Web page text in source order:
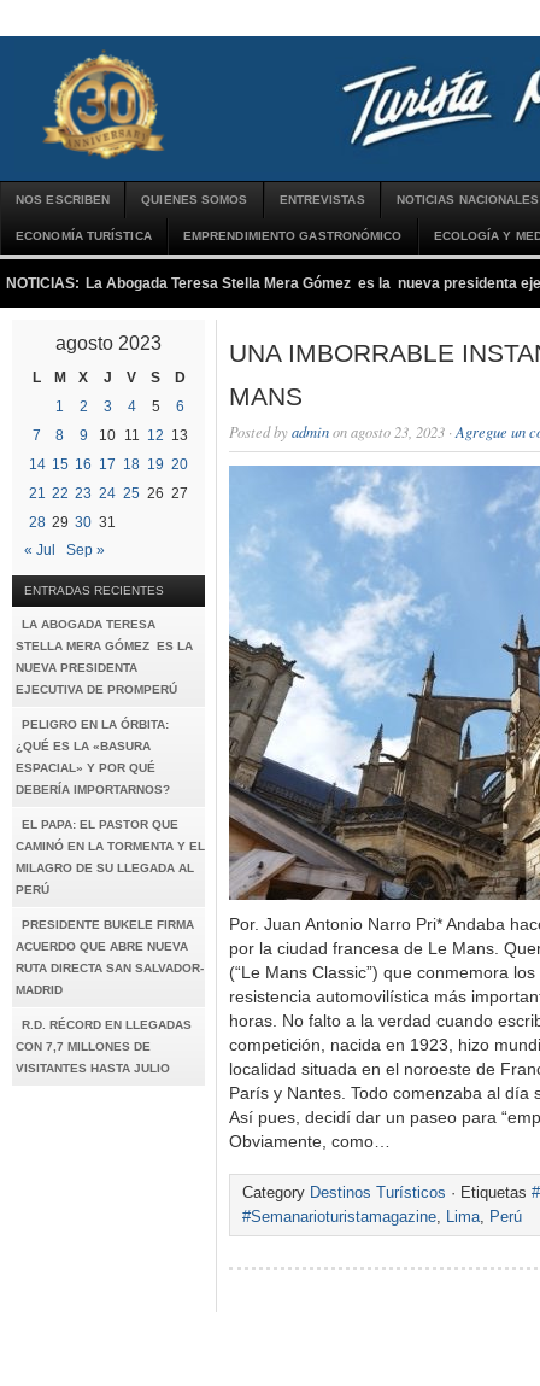
NOS ESCRIBEN QUIENES SOMOS ENTREVISTAS NOTICIAS NACIONALES
ECONOMÍA TURÍSTICA EMPRENDIMIENTO GASTRONÓMICO ECOLOGÍA Y
NOTICIAS: La Abogada Teresa Stella Mera Gómez es la nueva presidenta
agosto 2023
L M X J V S
D
1
2 3 4 5
6
7
8 9 10 11 12 13
14 15 16 17 18 19 20
21 22 23 24 25 26 27
28 29 30 31
« Jul
Sep »
ENTRADAS RECIENTES
LA ABOGADA TERESA
STELLA MERA GÓMEZ ES LA
NUEVA PRESIDENTA
EJECUTIVA DE PROMPERÚ
PELIGRO EN LA ÓRBITA:
¿QUÉ ES LA «BASURA
ESPACIAL» Y POR QUÉ
DEBERÍA IMPORTARNOS?
EL PAPA: EL PASTOR QUE
CAMINÓ EN LA TORMENTA Y EL
MILAGRO DE SU LLEGADA AL
PERÚ
PRESIDENTE BUKELE FIRMA
ACUERDO QUE ABRE NUEVA
RUTA DIRECTA SAN SALVADOR-
MADRID
R.D. RÉCORD EN LLEGADAS
CON 7,7 MILLONES DE
VISITANTES HASTA JULIO
UNA IMBORRABLE
MANS
Posted byadminon agosto 23, 2023 · Agregue un
Por. Juan Antonio Narro Pri* Andaba
por la ciudad francesa de Le Mans.
(“Le Mans Classic”) que conmemora
resistencia automovilística más
horas. No falto a la verdad cuando
competición, nacida en 1923, hizo
localidad situada en el noroeste de
París y Nantes. Todo comenzaba al día
Así pues, decidí dar un paseo para
Obviamente, como…
Category Destinos Turísticos · Etiquetas
#Semanarioturistamagazine, Lima, Perú